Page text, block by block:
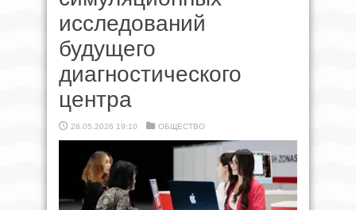
исследований
будущего
диагностического
центра
28.05.2026 19:10 ОБЩЕСТВО